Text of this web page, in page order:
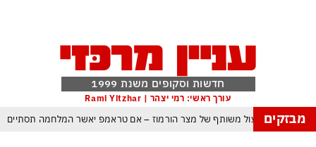
חדשות וסקופים משנת 1999
עורך ראשי: רמי יצהר | Rami Yitzhar
מבזקים
עומאן לגבי תפעול משותף של מצר הורמוז – אם טראמפ יאשר המלחמה תסתיים